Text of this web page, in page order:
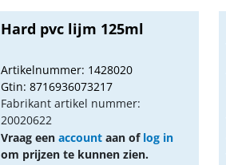
Hard pvc lijm 125ml
Artikelnummer: 1428020
Gtin: 8716936073217
Fabrikant artikel nummer:
20020622
Vraag een accountaan of log in
om prijzen te kunnen zien.